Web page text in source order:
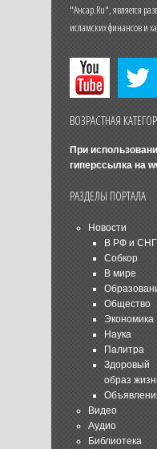
"Ансар.Ru", является
исламских финансов и
ВОЗРАСТНАЯ
При
гиперссылка на
РАЗДЕЛЫ ПОРТАЛА
Новости
В РФ и СНГ
Собкор
В мире
Общество
Экономика
Наука
Палитра
Здоровый
образ
Видео
Аудио
Библиотека